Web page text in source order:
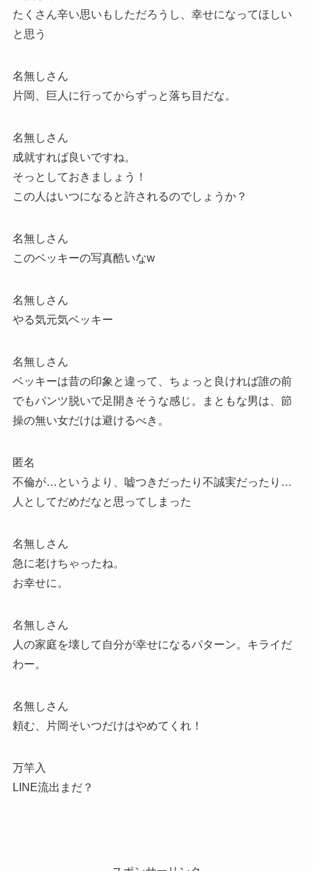
たくさん辛い思いもしただろうし、幸せになってほしい
と思う
名無しさん
片岡、巨人に行ってからずっと落ち目だな。
名無しさん
成就すれば良いですね。
そっとしておきましょう！
この人はいつになると許されるのでしょうか？
名無しさん
このベッキーの写真酷いなw
名無しさん
やる気元気ベッキー
名無しさん
ベッキーは昔の印象と違って、ちょっと良ければ誰の前
でもパンツ脱いで足開きそうな感じ。まともな男は、節
操の無い女だけは避けるべき。
匿名
不倫が…というより、嘘つきだったり不誠実だったり…
人としてだめだなと思ってしまった
名無しさん
急に老けちゃったね。
お幸せに。
名無しさん
人の家庭を壊して自分が幸せになるパターン。キライだ
わー。
名無しさん
頼む、片岡そいつだけはやめてくれ！
万竿入
LINE流出まだ？